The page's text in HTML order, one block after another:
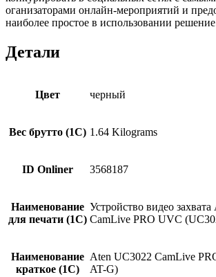
оганизаторами онлайн-мероприятий и
наиболее простое в использовании
Детали
Цвет черный
Вес брутто (1С) 1.64 Kilograms
ID Onliner 3568187
Наименование
для печати (1С)
Устройство видео
CamLive PRO UVC
Наименование
краткое (1C)
Aten UC3022 CamLive
AT-G)